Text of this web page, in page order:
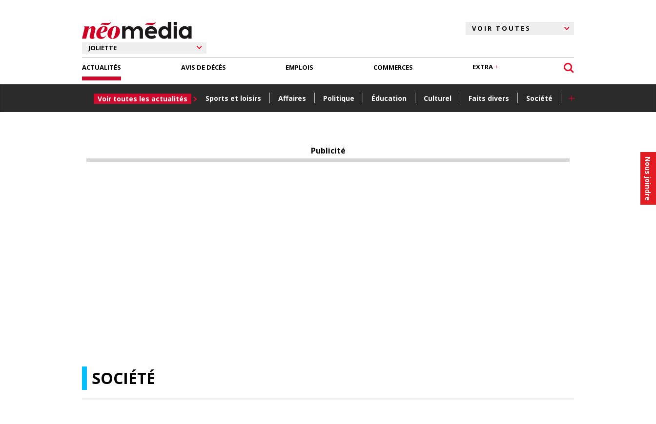
Nous joindre
ACTUALITÉS
Voir toutes les actualités Sports et loisirs Affaires Politique Éducation Culturel Faits divers Société +
AVIS DE DÉCÈS EMPLOIS COMMERCES EXTRA
Publicité
SOCIÉTÉ